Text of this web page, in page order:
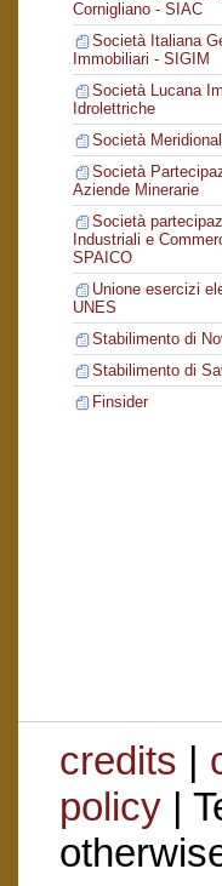
Cornigliano - SIAC
Società Italiana
Immobiliari - SIGIM
Società Lucana
Idrolettriche
Società
Società
Aziende Minerarie
Società
Industriali e
SPAICO
Unione esercizi
UNES
Stabilimento di
Stabilimento di
Finsider
credits |
policy|